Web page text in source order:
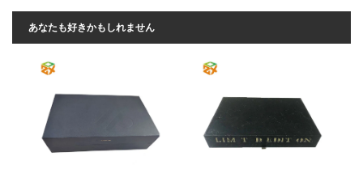
あなたも好きかもしれません